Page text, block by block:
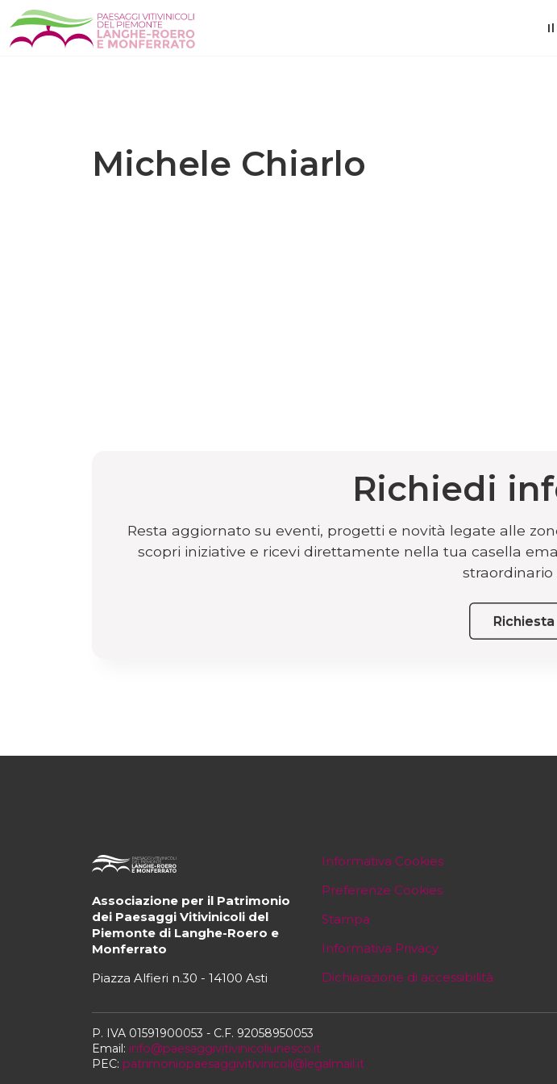
Michele Chiarlo
Richiedi
Resta aggiornato su eventi, progetti e novità legate alle
scopri iniziative e ricevi direttamente nella tua casella
straordinario
Associazione per il Patrimonio
dei Paesaggi Vitivinicoli del
Piemonte di Langhe-Roero e
Monferrato
Piazza Alfieri n.30 - 14100 Asti
Informativa Cookies
Preferenze Cookies
Stampa
Informativa Privacy
Dichiarazione di accessibilità
P. IVA 01591900053 - C.F. 92058950053
Email: info@paesaggivitivinicoliunesco.it
PEC: patrimoniopaesaggivitivinicoli@legalmail.it